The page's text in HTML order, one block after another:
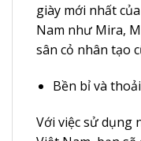
giày mới nhất
Nam như Mira,
sân cỏ nhân tạo
Bền bỉ và
Với việc sử dụng